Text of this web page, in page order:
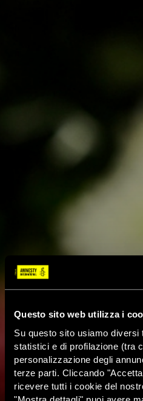
Questo sito web utilizza i
Su questo sito usiamo diversi
statistici e di profilazione (tra
personalizzazione degli
terze parti. Cliccando
ricevere tutti i cookie del